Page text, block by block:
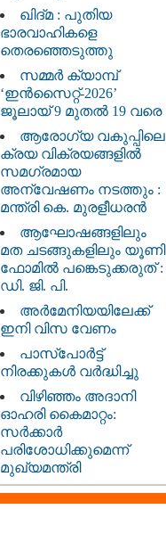
ഖിദ്മ : പുതിയ
ഭാരവാഹികളെ
തെരഞ്ഞെടുത്തു
സമ്മർ ക്യാമ്പ്
‘ഇൻസൈറ്റ്-2026’
ജൂലായ് 9 മുതൽ 19 വരെ
ആരോഗ്യ വകുപ്പിലെ
ക്രയ വിക്രയങ്ങളിൽ
സമഗ്രമായ
അന്വേഷണം നടത്തും :
മന്ത്രി കെ. മുരളീധരൻ
ആഘോഷങ്ങളിലും
മത ചടങ്ങുകളിലും യൂണി
ഫോമിൽ പങ്കെടുക്കരുത് :
ഡി. ജി. പി.
അർമേനിയയിലേക്ക്
ഇനി വിസ വേണം
പാസ്‌പോർട്ട്
നിരക്കുകൾ വർദ്ധിച്ചു
വിഴിഞ്ഞം അദാനി
ഓഹരി കൈമാറ്റം:
സർക്കാർ
പരിശോധിക്കുമെന്ന്
മുഖ്യമന്ത്രി